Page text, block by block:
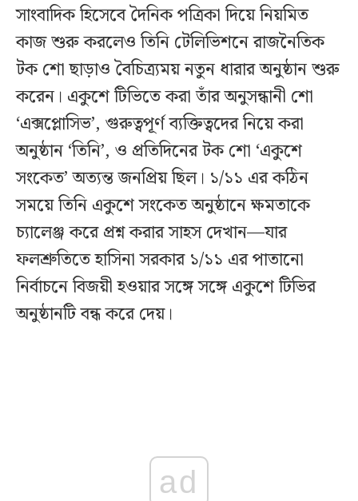
সাংবাদিক হিসেবে দৈনিক পত্রিকা দিয়ে নিয়মিত
কাজ শুরু করলেও তিনি টেলিভিশনে রাজনৈতিক
টক শো ছাড়াও বৈচিত্র্যময় নতুন ধারার অনুষ্ঠান শুরু
করেন। একুশে টিভিতে করা তাঁর অনুসন্ধানী শো
‘এক্সপ্লোসিভ’, গুরুত্বপূর্ণ ব্যক্তিত্বদের নিয়ে করা
অনুষ্ঠান ‘তিনি’, ও প্রতিদিনের টক শো ‘একুশে
সংকেত’ অত‍্যন্ত জনপ্রিয় ছিল। ১/১১ এর কঠিন
সময়ে তিনি একুশে সংকেত অনুষ্ঠানে ক্ষমতাকে
চ্যালেঞ্জ করে প্রশ্ন করার সাহস দেখান—যার
ফলশ্রুতিতে হাসিনা সরকার ১/১১ এর পাতানো
নির্বাচনে বিজয়ী হওয়ার সঙ্গে সঙ্গে একুশে টিভির
অনুষ্ঠানটি বন্ধ করে দেয়।
ad